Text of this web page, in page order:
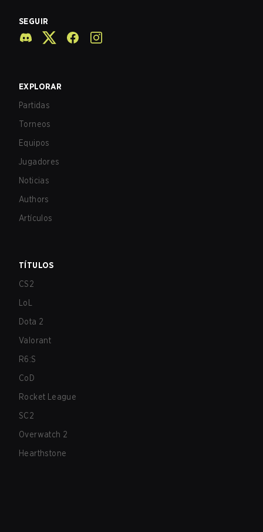
SEGUIR
EXPLORAR
Partidas
Torneos
Equipos
Jugadores
Noticias
Authors
Artículos
TÍTULOS
CS2
LoL
Dota 2
Valorant
R6:S
CoD
Rocket League
SC2
Overwatch 2
Hearthstone